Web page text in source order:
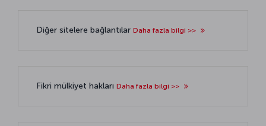
Diğer sitelere bağlantılar Daha fazla bilgi >>
Fikri mülkiyet hakları Daha fazla bilgi >>